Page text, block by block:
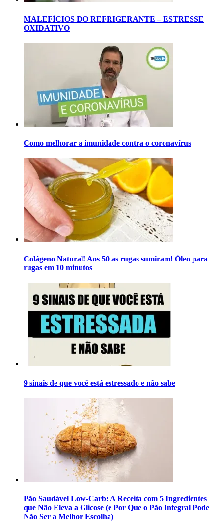
MALEFÍCIOS DO REFRIGERANTE – ESTRESSE
OXIDATIVO
Como melhorar a imunidade contra o coronavírus
Colágeno Natural! Aos 50 as rugas sumiram! Óleo para
rugas em 10 minutos
9 sinais de que você está estressado e não sabe
Pão Saudável Low-Carb: A Receita com 5 Ingredientes
que Não Eleva a Glicose (e Por Que o Pão Integral Pode
Não Ser a Melhor Escolha)